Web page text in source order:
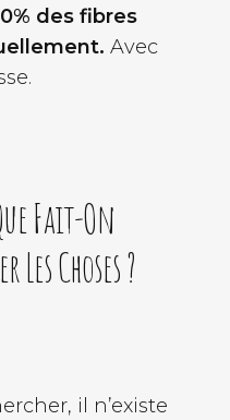
des fibres
Avec
Fait-On
Choses ?
il n’existe